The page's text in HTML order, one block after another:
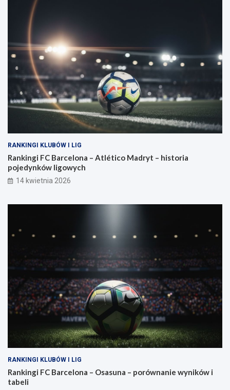
RANKINGI KLUBÓW I LIG
Rankingi FC Barcelona – Atlético Madryt – historia
pojedynków ligowych
14 kwietnia 2026
RANKINGI KLUBÓW I LIG
Rankingi FC Barcelona – Osasuna – porównanie wyników i
tabeli